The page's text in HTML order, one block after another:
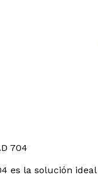
704
es la solución